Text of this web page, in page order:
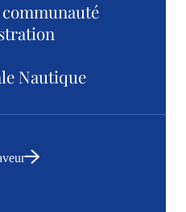
Nautique